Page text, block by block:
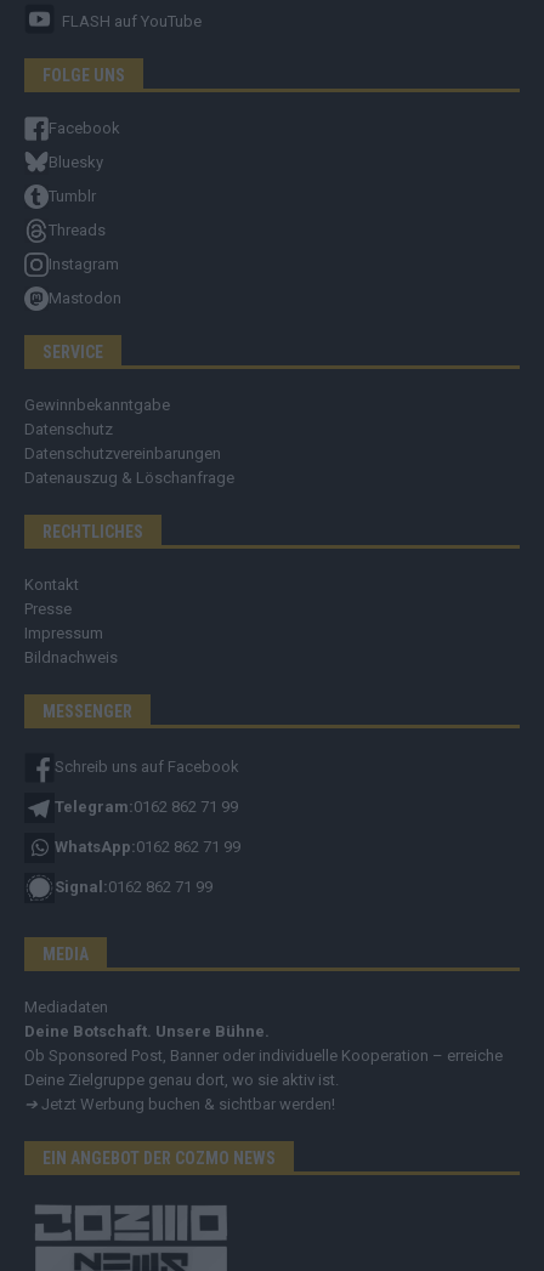
FLASH auf YouTube
FOLGE UNS
Facebook
Bluesky
Tumblr
Threads
Instagram
Mastodon
SERVICE
Gewinnbekanntgabe
Datenschutz
Datenschutzvereinbarungen
Datenauszug & Löschanfrage
RECHTLICHES
Kontakt
Presse
Impressum
Bildnachweis
MESSENGER
Schreib uns auf Facebook
Telegram:0162 862 71 99
WhatsApp:0162 862 71 99
Signal:0162 862 71 99
MEDIA
Mediadaten
Deine Botschaft. Unsere Bühne.
Ob Sponsored Post, Banner oder individuelle Kooperation – erreiche
Deine Zielgruppe genau dort, wo sie aktiv ist.
➔ Jetzt Werbung buchen & sichtbar werden!
EIN ANGEBOT DER COZMO NEWS